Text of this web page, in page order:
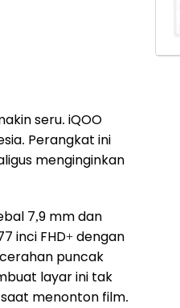
seru. iQOO
Perangkat ini
menginginkan
7,9 mm dan
inci FHD+ dengan
puncak
layar ini tak
menonton film.